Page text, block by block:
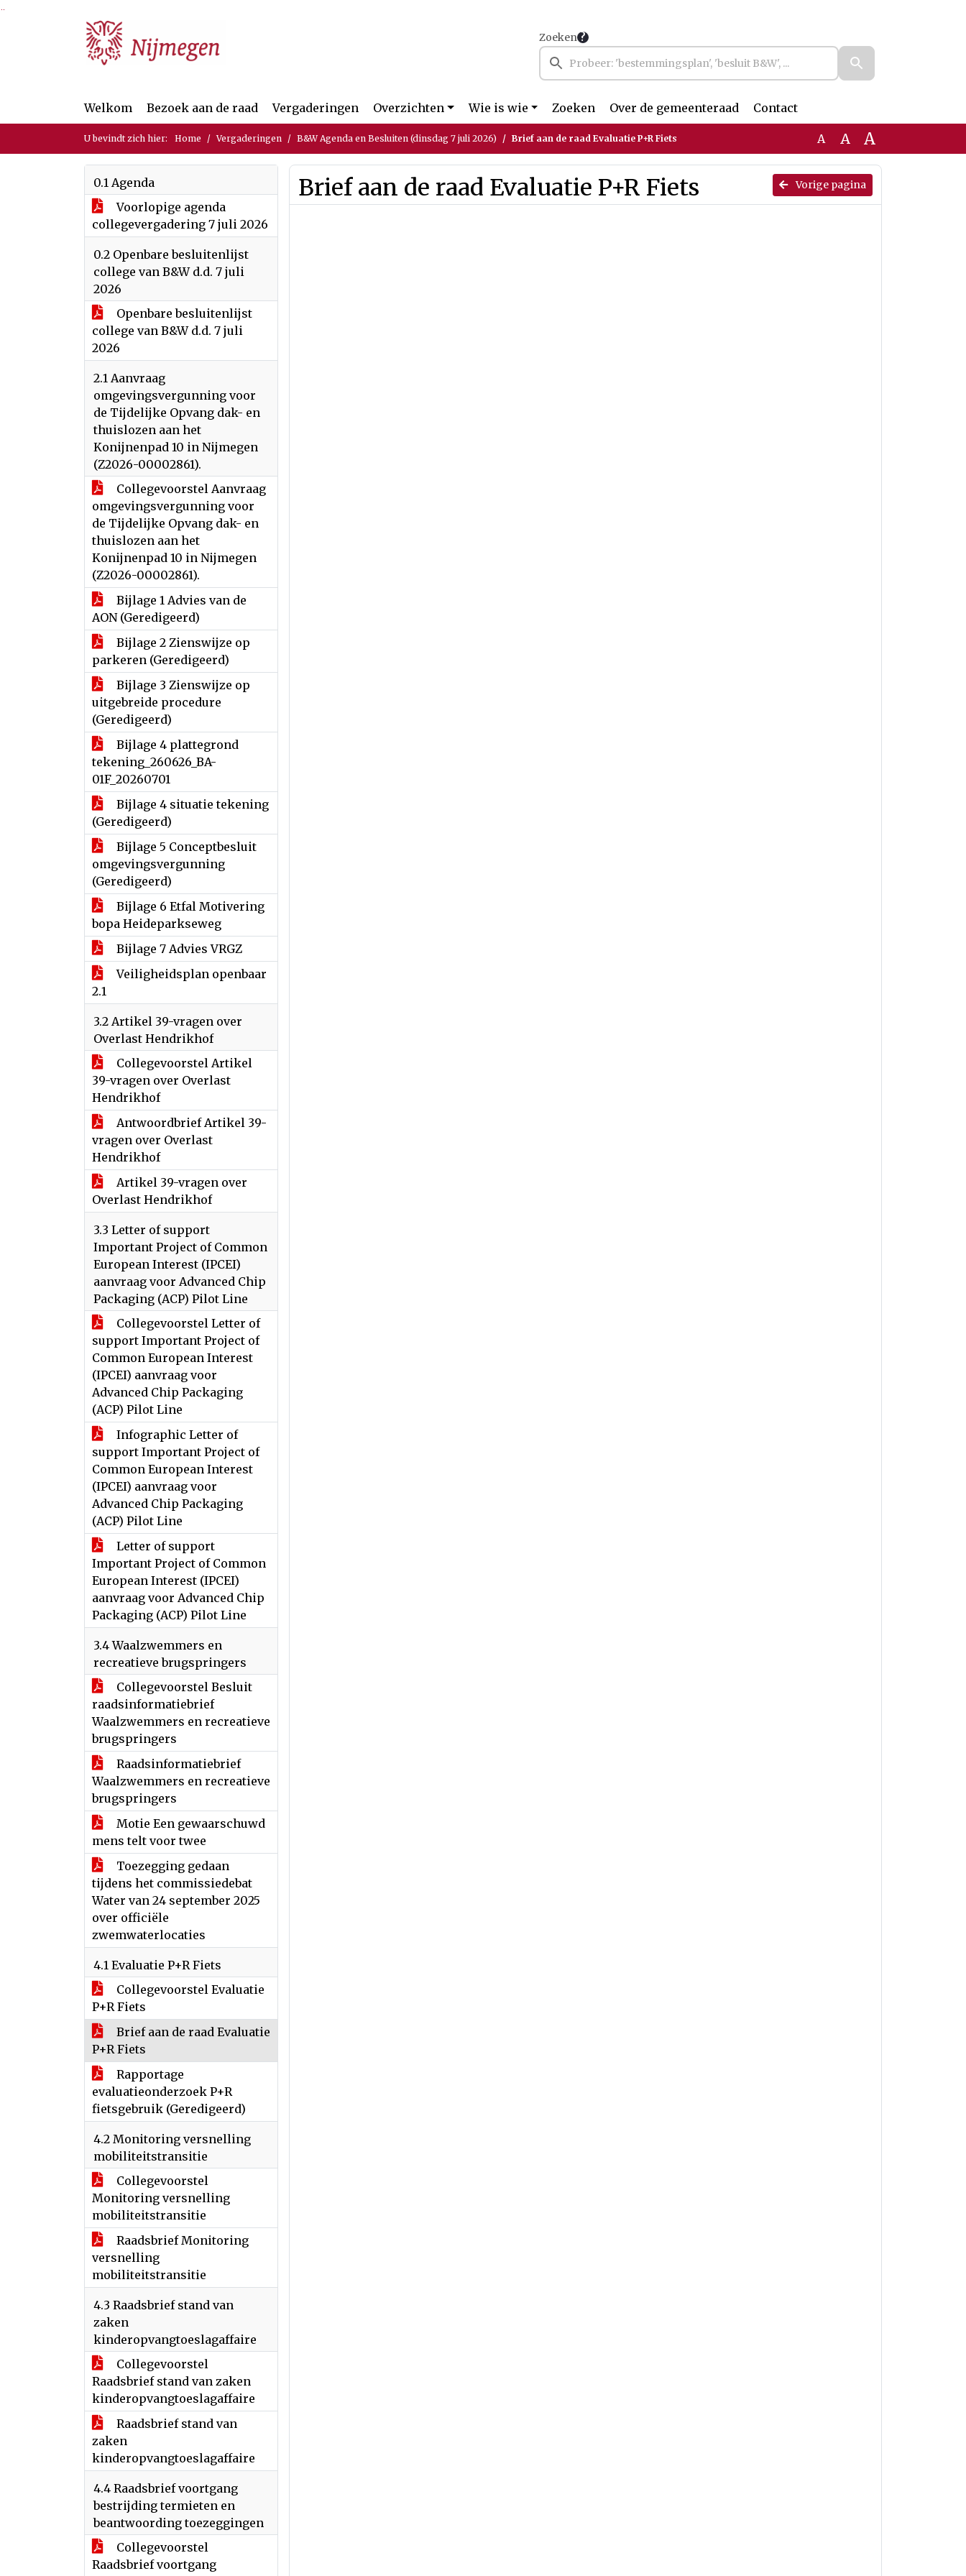
Ga naar de inhoud van deze pagina
Ga naar het zoeken
Ga naar het menu
Zoeken
Welkom Bezoek aan de raad Vergaderingen Overzichten Wie is wie Zoeken Over de gemeenteraad Contact
U bevindt zich hier: Home Vergaderingen B&W Agenda en Besluiten (dinsdag 7 juli 2026) Brief aan de raad Evaluatie P+R Fiets A A A
0.1 Agenda
Voorlopige agenda
collegevergadering 7 juli 2026
0.2 Openbare besluitenlijst
college van B&W d.d. 7 juli
2026
Openbare besluitenlijst
college van B&W d.d. 7 juli
2026
2.1 Aanvraag
omgevingsvergunning voor
de Tijdelijke Opvang dak- en
thuislozen aan het
Konijnenpad 10 in Nijmegen
(Z2026-00002861).
Collegevoorstel Aanvraag
omgevingsvergunning voor
de Tijdelijke Opvang dak- en
thuislozen aan het
Konijnenpad 10 in Nijmegen
(Z2026-00002861).
Bijlage 1 Advies van de
AON (Geredigeerd)
Bijlage 2 Zienswijze op
parkeren (Geredigeerd)
Bijlage 3 Zienswijze op
uitgebreide procedure
(Geredigeerd)
Bijlage 4 plattegrond
tekening_260626_BA-
01F_20260701
Bijlage 4 situatie tekening
(Geredigeerd)
Bijlage 5 Conceptbesluit
omgevingsvergunning
(Geredigeerd)
Bijlage 6 Etfal Motivering
bopa Heideparkseweg
Bijlage 7 Advies VRGZ
Veiligheidsplan openbaar
2.1
3.2 Artikel 39-vragen over
Overlast Hendrikhof
Collegevoorstel Artikel
39-vragen over Overlast
Hendrikhof
Antwoordbrief Artikel 39-
vragen over Overlast
Hendrikhof
Artikel 39-vragen over
Overlast Hendrikhof
3.3 Letter of support
Important Project of Common
European Interest (IPCEI)
aanvraag voor Advanced Chip
Packaging (ACP) Pilot Line
Collegevoorstel Letter of
support Important Project of
Common European Interest
(IPCEI) aanvraag voor
Advanced Chip Packaging
(ACP) Pilot Line
Infographic Letter of
support Important Project of
Common European Interest
(IPCEI) aanvraag voor
Advanced Chip Packaging
(ACP) Pilot Line
Letter of support
Important Project of Common
European Interest (IPCEI)
aanvraag voor Advanced Chip
Packaging (ACP) Pilot Line
3.4 Waalzwemmers en
recreatieve brugspringers
Collegevoorstel Besluit
raadsinformatiebrief
Waalzwemmers en recreatieve
brugspringers
Raadsinformatiebrief
Waalzwemmers en recreatieve
brugspringers
Motie Een gewaarschuwd
mens telt voor twee
Toezegging gedaan
tijdens het commissiedebat
Water van 24 september 2025
over officiële
zwemwaterlocaties
4.1 Evaluatie P+R Fiets
Collegevoorstel Evaluatie
P+R Fiets
Brief aan de raad Evaluatie
P+R Fiets
Rapportage
evaluatieonderzoek P+R
fietsgebruik (Geredigeerd)
4.2 Monitoring versnelling
mobiliteitstransitie
Collegevoorstel
Monitoring versnelling
mobiliteitstransitie
Raadsbrief Monitoring
versnelling
mobiliteitstransitie
4.3 Raadsbrief stand van
zaken
kinderopvangtoeslagaffaire
Collegevoorstel
Raadsbrief stand van zaken
kinderopvangtoeslagaffaire
Raadsbrief stand van
zaken
kinderopvangtoeslagaffaire
4.4 Raadsbrief voortgang
bestrijding termieten en
beantwoording toezeggingen
Collegevoorstel
Raadsbrief voortgang
Vorige pagina
Brief aan de raad Evaluatie P+R Fiets